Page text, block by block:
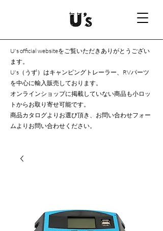
U's official websiteをご覧いただきありがとうござい
ます。
U's（うず）はキャンピングトレーラー、RVパーツ
を中心に輸入販売しております。
オンラインショップに掲載していない商品も小ロッ
トからお取り寄せ可能です。
商品カタログよりお選び頂き、お問い合わせフォー
ムよりお問い合わせください。